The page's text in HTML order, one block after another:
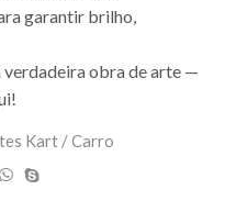
garantir brilho,
verdadeira obra de arte —
Kart / Carro